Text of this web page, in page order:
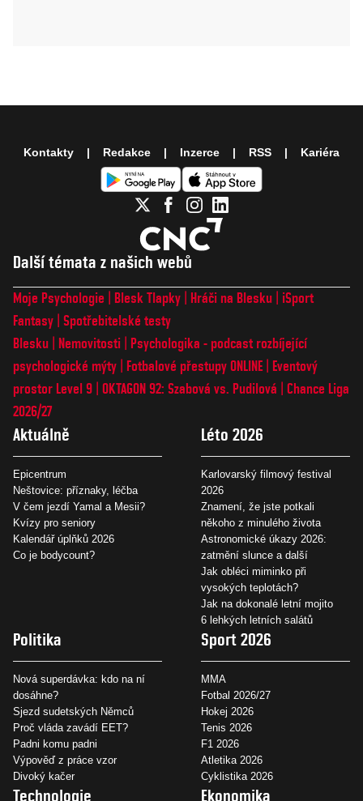
Další témata z našich webů
Moje Psychologie Blesk Tlapky Hráči na Blesku
iSport
Fantasy Spotřebitelské testy
Blesku
Nemovitosti
Psychologika - podcast rozbíjející
psychologické mýty
Fotbalové přestupy ONLINE
Eventový
prostor Level 9 OKTAGON 92: Szabová vs. Pudilová
Chance Liga
2026/27
Aktuálně
Epicentrum
Neštovice: příznaky, léčba
V čem jezdí Yamal a Mesii?
Kvízy pro seniory
Kalendář úplňků 2026
Co je bodycount?
Léto 2026
Karlovarský filmový festival
2026
Znamení, že jste potkali
někoho z minulého života
Astronomické úkazy 2026:
zatmění slunce a další
Jak obléci miminko při
vysokých teplotách?
Jak na dokonalé letní mojito
6 lehkých letních salátů
Politika
Nová superdávka: kdo na ní
dosáhne?
Sjezd sudetských Němců
Proč vláda zavádí EET?
Padni komu padni
Výpověď z práce vzor
Divoký kačer
Sport 2026
MMA
Fotbal 2026/27
Hokej 2026
Tenis 2026
F1 2026
Atletika 2026
Cyklistika 2026
Technologie Ekonomika
Kontakty Redakce Inzerce RSS Kariéra